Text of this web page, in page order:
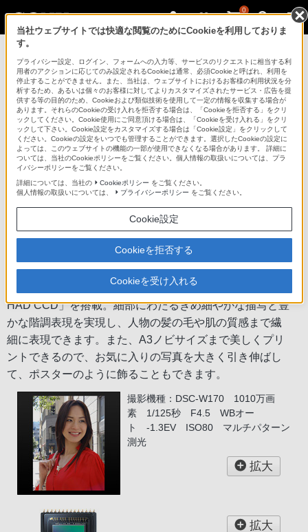
0
DSC-W170
デジタルスチルカメラ DSC-W170
商品の特長 | 高画質有効1010万画素
前へ 次へ
被写体の細部まで、きめ細やかに記録する「有
効1010万画素1/2.3型CCD」
ソニー独自開発の有効1010万画素、1/2.3型の「Super
HAD CCD」を搭載。細部にわたるきめ細やかな描写と豊
かな階調表現を実現し、人物の髪の毛や肌の質感まで繊
細に表現できます。また、A3ノビサイズまで美しくプリ
ントできるので、お気に入りの写真を大きく引き伸ばし
て、ポスターのように飾ることもできます。
撮影機種：DSC-W170 1010万画
素 1/125秒 F4.5 WBオー
ト -1.3EV ISO80 マルチパターン
測光
拡大
拡大
当社ウェブサイトでは快適な閲覧のためにCookieを利用しておりま
す。
プライバシー設定、ログイン、フォームへの入力等、サービスのリクエストに相当する利
用者のアクションに応じてのみ設定されるCookieは通常、必須Cookieと呼ばれ、利用を
停止することができません。また、当社は、ウェブサイトにおけるお客様の利用状況を分
析するため、あるいは個々のお客様に対してよりカスタマイズされたサービス・広告を提
供する等の目的のため、Cookieおよび類似技術を使用して一定の情報を収集する場合が
あります。それらのCookieの受け入れを拒否する場合は、「Cookieを拒否する」をクリ
ックしてください。Cookie使用にご同意頂ける場合は、「Cookieを受け入れる」をクリ
ックして下さい。Cookie設定をカスタマイズする場合は「Cookie設定」をクリックして
ください。Cookieの設定をいつでも管理することができます。選択したCookieの設定に
よっては、このウェブサイトの機能の一部が使用できなくなる場合があります。 詳細に
ついては、当社のCookieポリシーをご覧ください。個人情報の取扱いについては、プラ
イバシーポリシーをご覧ください。
詳細については、当社の
Cookieポリシー をご覧ください。
個人情報の取扱いについては、
プライバシーポリシー をご覧ください。
Cookie設定
Cookieを拒否する
Cookieを受け入れる